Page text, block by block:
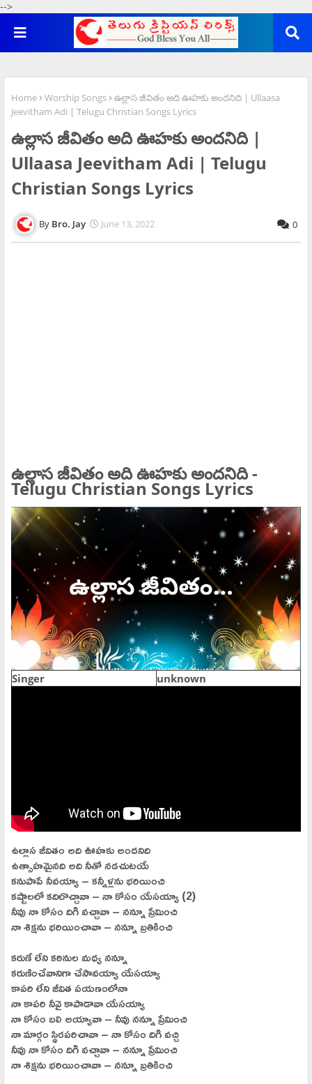
-->
Home Worship Songs
ఉల్లాస జీవితం అది ఊహకు అందనిది | Ullaasa
Jeevitham Adi | Telugu Christian Songs Lyrics
ఉల్లాస జీవితం అది ఊహకు అందనిది |
Ullaasa Jeevitham Adi | Telugu
Christian Songs Lyrics
Bro. Jay June 13, 2022 0
ఉల్లాస జీవితం అది ఊహకు అందనిది -
Telugu Christian Songs Lyrics
Singer unknown
ఉల్లాస జీవితం అది ఊహకు అందనిది
ఉత్సాహమైనది అది నీతో నడచుటయే
కనుపాపే నీవయ్యా – కన్నీళ్లను భరియించి
కష్టాలలో కదిలొచ్చావా – నా కోసం యేసయ్యా (2)
నీవు నా కోసం దిగి వచ్చావా – నన్నూ ప్రేమించి
నా శిక్షను భరియించావా – నన్నూ బ్రతికించి
కరుణే లేని కఠినుల మధ్య నన్నూ
కరుణించేవానిగా చేసావయ్యా యేసయ్యా
కాపరి లేని జీవిత పయణంలోనా
నా కాపరి నీవై కాపాడావా యేసయ్యా
నా కోసం బలి అయ్యావా – నీవు నన్నూ ప్రేమించి
నా మార్గం స్థిరపరిచావా – నా కోసం దిగి వచ్చి
నీవు నా కోసం దిగి వచ్చావా – నన్నూ ప్రేమించి
నా శిక్షను భరియించావా – నన్నూ బ్రతికించి